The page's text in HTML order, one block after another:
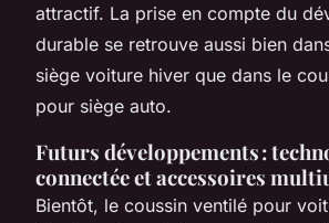
attractif. La prise en compte du
durable se retrouve aussi bien
siège voiture hiver que dans le
pour siège auto.
Futurs développements :
connectée et accessoires
Bientôt, le coussin ventilé pour